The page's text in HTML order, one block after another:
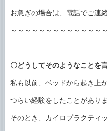
お急ぎの場合は、電話でご連絡
～～～～～～～～～～～～～
〇どうしてそのようなことを
私も以前、ベッドから起き上
つらい経験をしたことがありま
そのとき、カイロプラクティ